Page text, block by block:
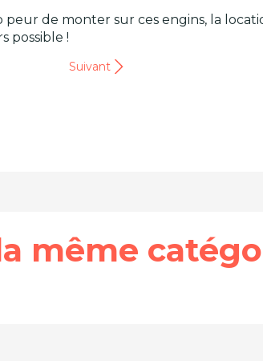
peur de monter sur ces engins, la
possible !
Suivant
même